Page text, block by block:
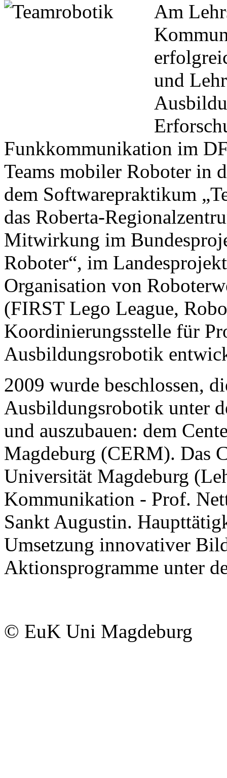
Am
und
Funkkommunikation im
Teams mobiler Roboter in
dem Softwarepraktikum
das Roberta-
Mitwirkung im
Roboter“, im
Organisation von
(FIRST Lego League,
Koordinierungsstelle für
Ausbildungsrobotik
2009 wurde beschlossen,
Ausbildungsrobotik unter
und auszubauen: dem
Magdeburg (CERM). Das
Universität Magdeburg
Kommunikation - Prof.
Sankt Augustin.
Umsetzung innovativer
Aktionsprogramme unter
© EuK Uni Magdeburg